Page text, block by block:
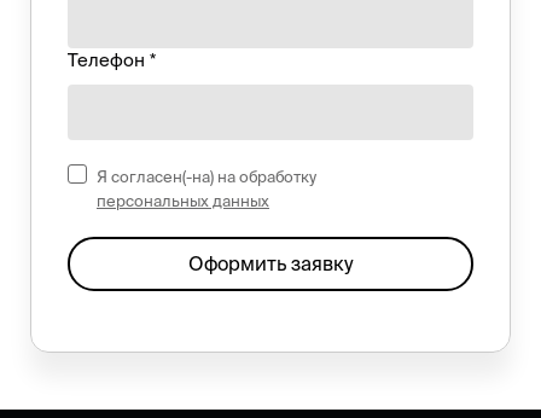
Телефон *
Оформить заявку
Я согласен(-на) на обработку
персональных данных